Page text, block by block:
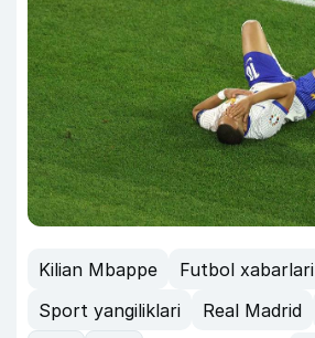
Kilian Mbappe
Futbol xabarlari
Sport yangiliklari
Real Madrid